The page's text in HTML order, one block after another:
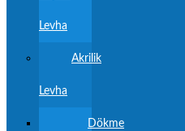
Levha
Akrilik
Levha
Dökme